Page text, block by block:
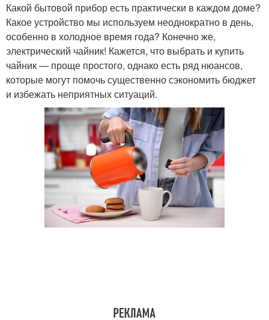
Какой бытовой прибор есть практически в каждом доме?
Какое устройство мы используем неоднократно в день,
особенно в холодное время года? Конечно же,
электрический чайник! Кажется, что выбрать и купить
чайник — проще простого, однако есть ряд нюансов,
которые могут помочь существенно сэкономить бюджет
и избежать неприятных ситуаций.